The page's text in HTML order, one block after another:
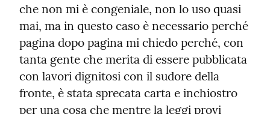
che non mi è congeniale, non lo uso quasi
mai, ma in questo caso è necessario perché
pagina dopo pagina mi chiedo perché, con
tanta gente che merita di essere pubblicata
con lavori dignitosi con il sudore della
fronte, è stata sprecata carta e inchiostro
per una cosa che mentre la leggi provi